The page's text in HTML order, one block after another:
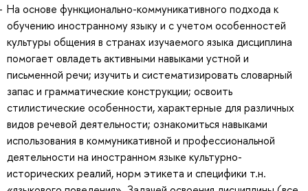
На основе функционально-коммуникативного подхода к
обучению иностранному языку и с учетом особенностей
культуры общения в странах изучаемого языка дисциплина
помогает овладеть активными навыками устной и
письменной речи; изучить и систематизировать словарный
запас и грамматические конструкции; освоить
стилистические особенности, характерные для различных
видов речевой деятельности; ознакомиться навыками
использования в коммуникативной и профессиональной
деятельности на иностранном языке культурно-
исторических реалий, норм этикета и специфики т.н.